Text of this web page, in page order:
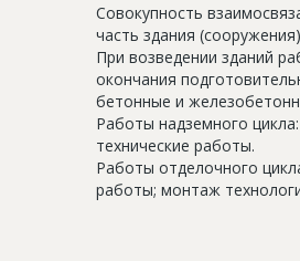
Совокупность
часть здания
При возведении зданий
окончания
бетонные и
Работы надземного
технические работы.
Работы отделочного
работы; монтаж